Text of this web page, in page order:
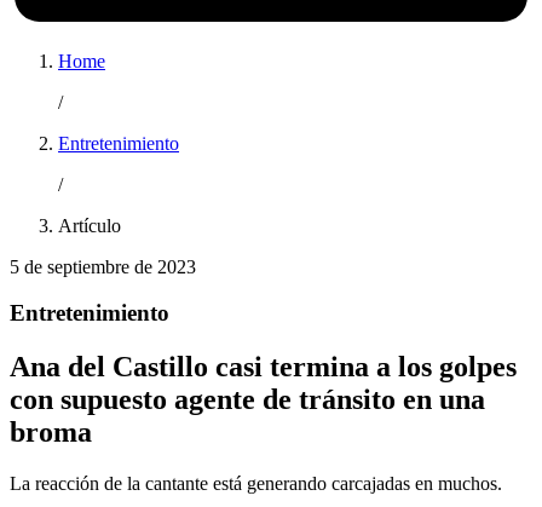
Home
/
Entretenimiento
/
Artículo
5 de septiembre de 2023
Entretenimiento
Ana del Castillo casi termina a los golpes
con supuesto agente de tránsito en una
broma
La reacción de la cantante está generando carcajadas en muchos.